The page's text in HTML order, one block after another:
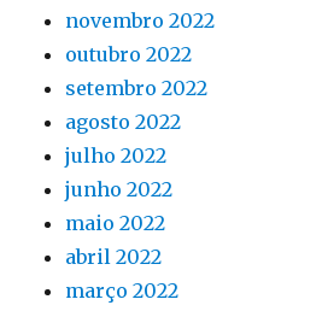
novembro 2022
outubro 2022
setembro 2022
agosto 2022
julho 2022
junho 2022
maio 2022
abril 2022
março 2022